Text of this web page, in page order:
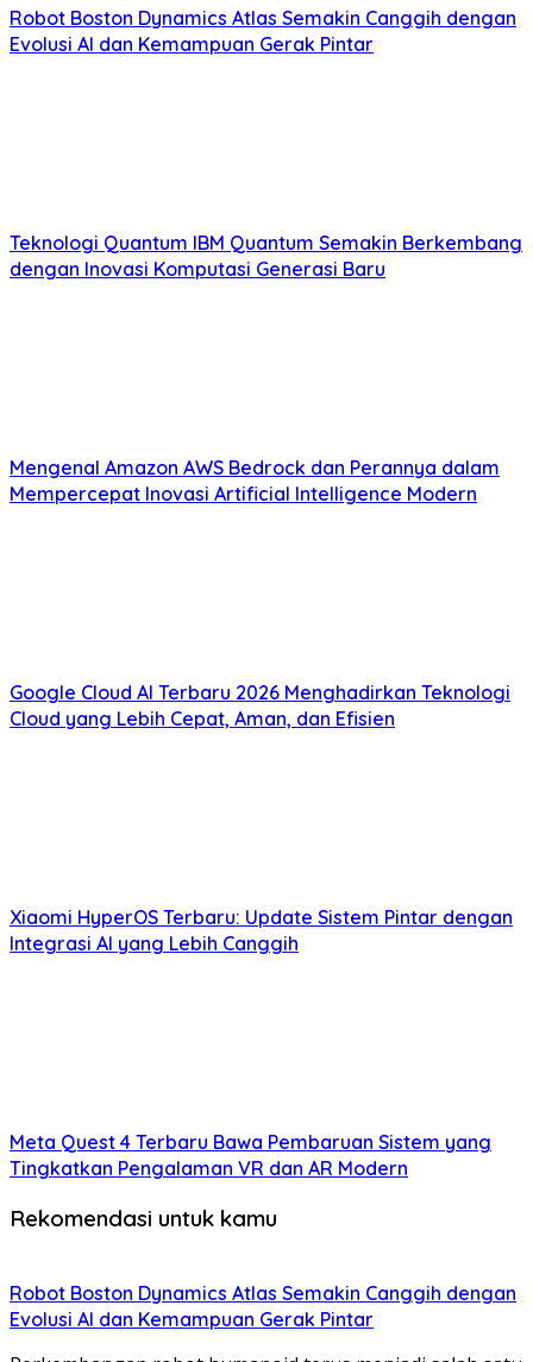
Robot Boston Dynamics Atlas Semakin Canggih dengan
Evolusi AI dan Kemampuan Gerak Pintar
Teknologi Quantum IBM Quantum Semakin Berkembang
dengan Inovasi Komputasi Generasi Baru
Mengenal Amazon AWS Bedrock dan Perannya dalam
Mempercepat Inovasi Artificial Intelligence Modern
Google Cloud AI Terbaru 2026 Menghadirkan Teknologi
Cloud yang Lebih Cepat, Aman, dan Efisien
Xiaomi HyperOS Terbaru: Update Sistem Pintar dengan
Integrasi AI yang Lebih Canggih
Meta Quest 4 Terbaru Bawa Pembaruan Sistem yang
Tingkatkan Pengalaman VR dan AR Modern
Rekomendasi untuk kamu
Robot Boston Dynamics Atlas Semakin Canggih dengan
Evolusi AI dan Kemampuan Gerak Pintar